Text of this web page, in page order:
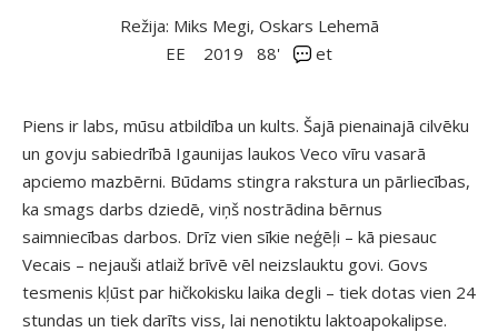
Režija: Miks Megi, Oskars Lehemā
EE
2019 88' et
Piens ir labs, mūsu atbildība un kults. Šajā pienainajā cilvēku
un govju sabiedrībā Igaunijas laukos Veco vīru vasarā
apciemo mazbērni. Būdams stingra rakstura un pārliecības,
ka smags darbs dziedē, viņš nostrādina bērnus
saimniecības darbos. Drīz vien sīkie neģēļi – kā piesauc
Vecais – nejauši atlaiž brīvē vēl neizslauktu govi. Govs
tesmenis kļūst par hičkokisku laika degli – tiek dotas vien 24
stundas un tiek darīts viss, lai nenotiktu laktoapokalipse.